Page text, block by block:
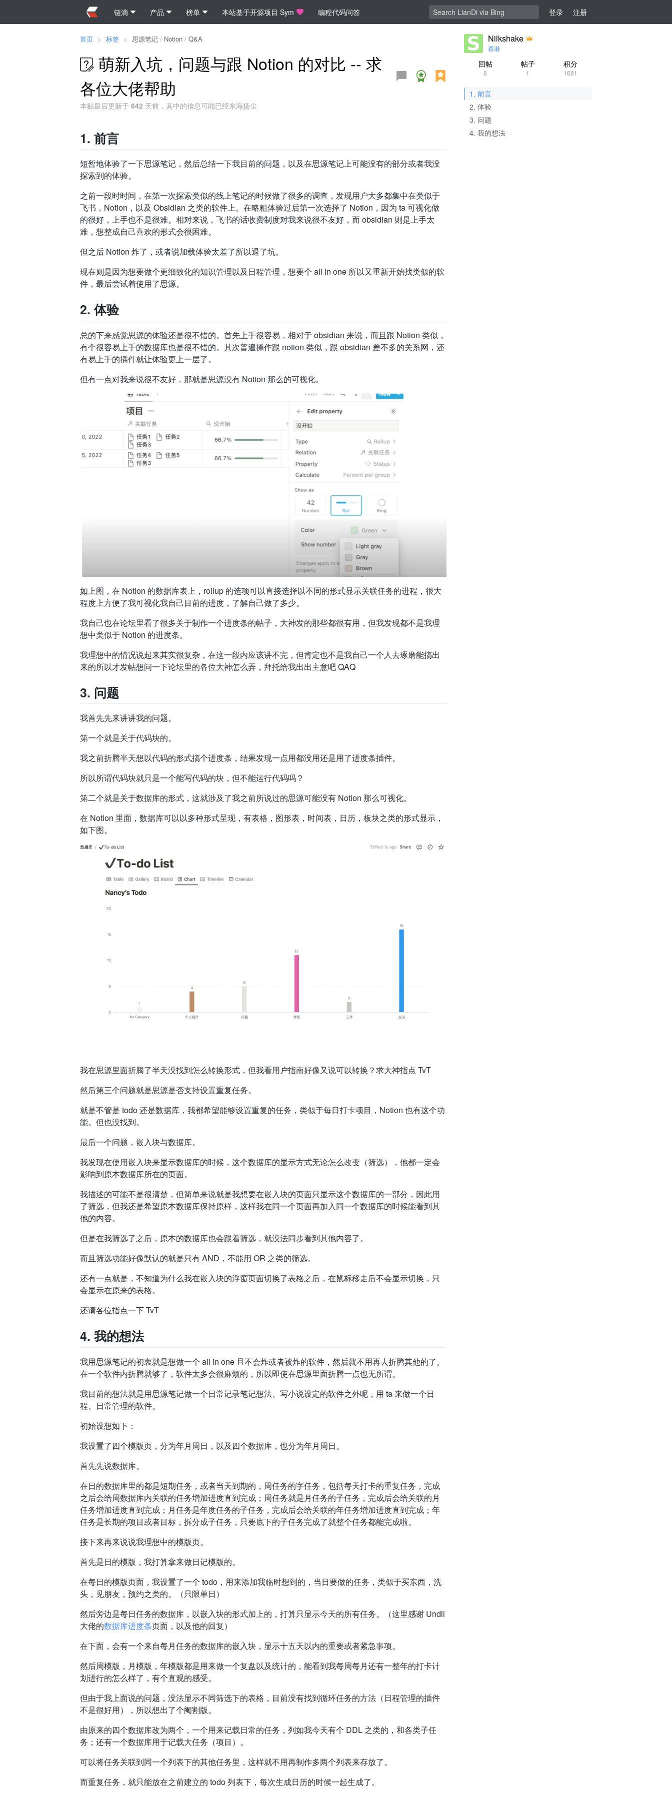
链滴 产品 榜单 本站基于开源项目 Sym 编程代码问答 登录 注册
首页 > 标签 > 思源笔记 / Notion / Q&A
萌新入坑，问题与跟 Notion 的对比 -- 求
各位大佬帮助
本贴最后更新于 642 天前，其中的信息可能已经东海扬尘
1. 前言
短暂地体验了一下思源笔记，然后总结一下我目前的问题，以及在思源笔记上可能没有的部分或者我没
探索到的体验。
之前一段时时间，在第一次探索类似的线上笔记的时候做了很多的调查，发现用户大多都集中在类似于
飞书，Notion，以及 Obsidian 之类的软件上。在略粗体验过后第一次选择了 Notion，因为 ta 可视化做
的很好，上手也不是很难。相对来说，飞书的话收费制度对我来说很不友好，而 obsidian 则是上手太
难，想整成自己喜欢的形式会很困难。
但之后 Notion 炸了，或者说加载体验太差了所以退了坑。
现在则是因为想要做个更细致化的知识管理以及日程管理，想要个 all In one 所以又重新开始找类似的软
件，最后尝试着使用了思源。
2. 体验
总的下来感觉思源的体验还是很不错的。首先上手很容易，相对于 obsidian 来说，而且跟 Notion 类似，
有个很容易上手的数据库也是很不错的。其次普遍操作跟 notion 类似，跟 obsidian 差不多的关系网，还
有易上手的插件就让体验更上一层了。
但有一点对我来说很不友好，那就是思源没有 Notion 那么的可视化。
如上图，在 Notion 的数据库表上，rollup 的选项可以直接选择以不同的形式显示关联任务的进程，很大
程度上方便了我可视化我自己目前的进度，了解自己做了多少。
我自己也在论坛里看了很多关于制作一个进度条的帖子，大神发的那些都很有用，但我发现都不是我理
想中类似于 Notion 的进度条。
我理想中的情况说起来其实很复杂，在这一段内应该讲不完，但肯定也不是我自己一个人去琢磨能搞出
来的所以才发帖想问一下论坛里的各位大神怎么弄，拜托给我出出主意吧 QAQ
3. 问题
我首先先来讲讲我的问题。
第一个就是关于代码块的。
我之前折腾半天想以代码的形式搞个进度条，结果发现一点用都没用还是用了进度条插件。
所以所谓代码块就只是一个能写代码的块，但不能运行代码吗？
第二个就是关于数据库的形式，这就涉及了我之前所说过的思源可能没有 Notion 那么可视化。
在 Notion 里面，数据库可以以多种形式呈现，有表格，图形表，时间表，日历，板块之类的形式显示，
如下图。
我在思源里面折腾了半天没找到怎么转换形式，但我看用户指南好像又说可以转换？求大神指点 TvT
然后第三个问题就是思源是否支持设置重复任务。
就是不管是 todo 还是数据库，我都希望能够设置重复的任务，类似于每日打卡项目，Notion 也有这个功
能。但也没找到。
最后一个问题，嵌入块与数据库。
我发现在使用嵌入块来显示数据库的时候，这个数据库的显示方式无论怎么改变（筛选），他都一定会
影响到原本数据库所在的页面。
我描述的可能不是很清楚，但简单来说就是我想要在嵌入块的页面只显示这个数据库的一部分，因此用
了筛选，但我还是希望原本数据库保持原样，这样我在同一个页面再加入同一个数据库的时候能看到其
他的内容。
但是在我筛选了之后，原本的数据库也会跟着筛选，就没法同步看到其他内容了。
而且筛选功能好像默认的就是只有 AND，不能用 OR 之类的筛选。
还有一点就是，不知道为什么我在嵌入块的浮窗页面切换了表格之后，在鼠标移走后不会显示切换，只
会显示在原来的表格。
还请各位指点一下 TvT
4. 我的想法
我用思源笔记的初衷就是想做一个 all in one 且不会炸或者被炸的软件，然后就不用再去折腾其他的了。
在一个软件内折腾就够了，软件太多会很麻烦的，所以即使在思源里面折腾一点也无所谓。
我目前的想法就是用思源笔记做一个日常记录笔记想法、写小说设定的软件之外呢，用 ta 来做一个日
程、日常管理的软件。
初始设想如下：
我设置了四个模版页，分为年月周日，以及四个数据库，也分为年月周日。
首先先说数据库。
在日的数据库里的都是短期任务，或者当天到期的，周任务的字任务，包括每天打卡的重复任务，完成
之后会给周数据库内关联的任务增加进度直到完成；周任务就是月任务的子任务，完成后会给关联的月
任务增加进度直到完成；月任务是年度任务的子任务，完成后会给关联的年任务增加进度直到完成；年
任务是长期的项目或者目标，拆分成子任务，只要底下的子任务完成了就整个任务都能完成啦。
接下来再来说说我理想中的模版页。
首先是日的模版，我打算拿来做日记模版的。
在每日的模版页面，我设置了一个 todo，用来添加我临时想到的，当日要做的任务，类似于买东西，洗
头，见朋友，预约之类的。（只限单日）
然后旁边是每日任务的数据库，以嵌入块的形式加上的，打算只显示今天的所有任务。（这里感谢 Undii
大佬的数据库进度条页面，以及他的回复）
在下面，会有一个来自每月任务的数据库的嵌入块，显示十五天以内的重要或者紧急事项。
然后周模版，月模版，年模版都是用来做一个复盘以及统计的，能看到我每周每月还有一整年的打卡计
划进行的怎么样了，有个直观的感受。
但由于我上面说的问题，没法显示不同筛选下的表格，目前没有找到循环任务的方法（日程管理的插件
不是很好用），所以想出了个阉割版。
由原来的四个数据库改为两个，一个用来记载日常的任务，列如我今天有个 DDL 之类的，和各类子任
务；还有一个数据库用于记载大任务（项目）。
可以将任务关联到同一个列表下的其他任务里，这样就不用再制作多两个列表来存放了。
而重复任务，就只能放在之前建立的 todo 列表下，每次生成日历的时候一起生成了。
Nilkshake
香港
回帖
8
帖子
1
积分
1681
1. 前言
2. 体验
3. 问题
4. 我的想法